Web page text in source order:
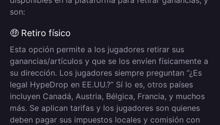
son:
🤑 Retiro físico
Esta opción permite a los jugadores retirar sus
ganancias/artículos y que se los envíen físicamente a
su dirección. Los jugadores siempre preguntan “¿Es
legal HypeDrop en EE.UU.?” Sí lo es, otros países
incluyen Canadá, Austria, Bélgica, Francia, y muchos
más. Se aplican tarifas y los jugadores son quienes
deben pagar sus impuestos locales y comisión con